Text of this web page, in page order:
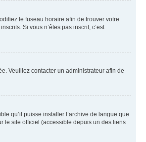
le fuseau horaire afin de trouver votre
Si vous n’êtes pas inscrit, c’est
Veuillez contacter un administrateur afin de
qu’il puisse installer l’archive de langue que
le site officiel (accessible depuis un des liens